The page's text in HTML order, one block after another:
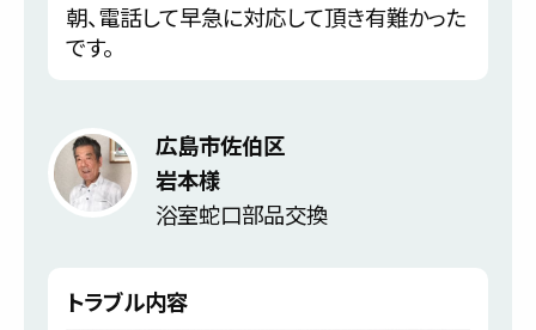
朝、電話して早急に対応して頂き有難かった
です。
広島市佐伯区
岩本様
浴室蛇口部品交換
トラブル内容